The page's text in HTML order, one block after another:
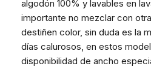
algodón 100% y lavables en
importante no mezclar con
destiñen color, sin duda es la
días calurosos, en estos
disponibilidad de ancho